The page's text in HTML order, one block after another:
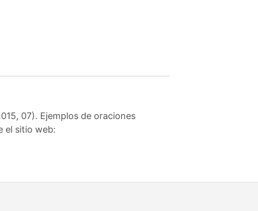
07). Ejemplos de oraciones
el sitio web: